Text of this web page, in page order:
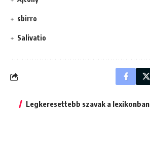
sbirro
Salivatio
Legkeresettebb szavak a lexikonban